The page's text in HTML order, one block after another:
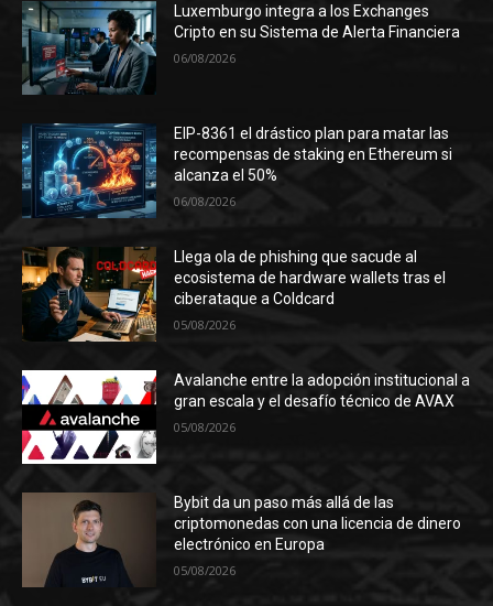
Luxemburgo integra a los Exchanges
Cripto en su Sistema de Alerta Financiera
06/08/2026
EIP-8361 el drástico plan para matar las
recompensas de staking en Ethereum si
alcanza el 50%
06/08/2026
Llega ola de phishing que sacude al
ecosistema de hardware wallets tras el
ciberataque a Coldcard
05/08/2026
Avalanche entre la adopción institucional a
gran escala y el desafío técnico de AVAX
05/08/2026
Bybit da un paso más allá de las
criptomonedas con una licencia de dinero
electrónico en Europa
05/08/2026